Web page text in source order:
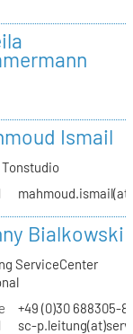
Ismail
Bialkowski
ServiceCenter
+49 (0)30 688305-
sc-